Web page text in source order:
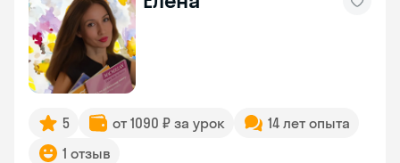
5 от 1090 ₽ за урок
14 лет опыта
1 отзыв